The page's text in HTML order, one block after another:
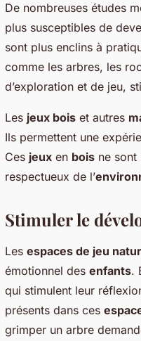
De nombreuses études
plus susceptibles de
sont plus enclins à
comme les arbres, les
d’exploration et de jeu,
Les jeux bois et autres
Ils permettent une
Ces jeux en bois ne sont
respectueux de l’
Stimuler le
Les espaces de jeu
émotionnel des enfants.
qui stimulent leur
présents dans ces
grimper un arbre